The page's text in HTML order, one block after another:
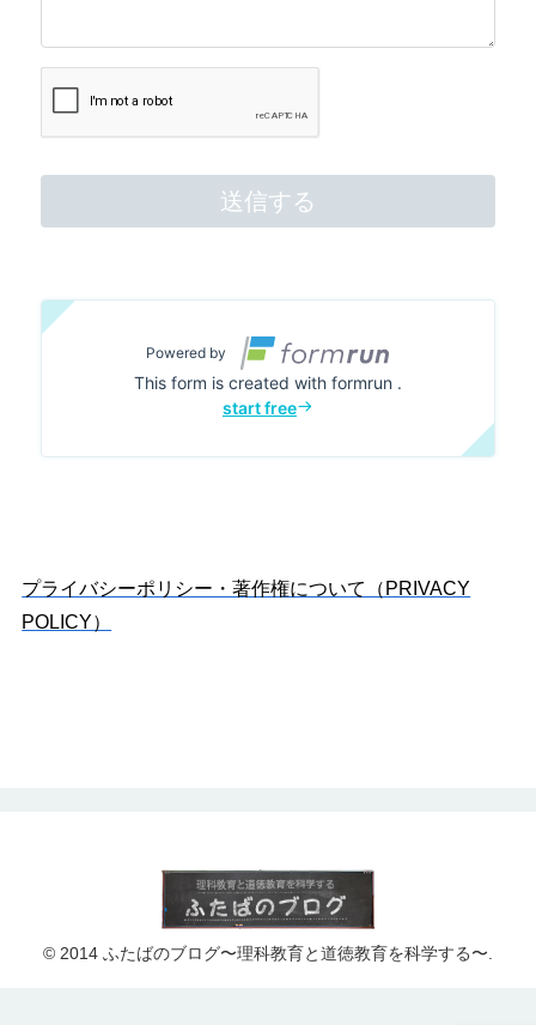
プライバシーポリシー・著作権について（PRIVACY
POLICY）
© 2014 ふたばのブログ〜理科教育と道徳教育を科学する〜.